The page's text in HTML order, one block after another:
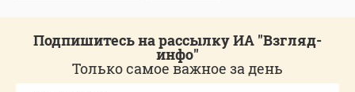
Подпишитесь на рассылку ИА "Взгляд-
инфо"
Только самое важное за день